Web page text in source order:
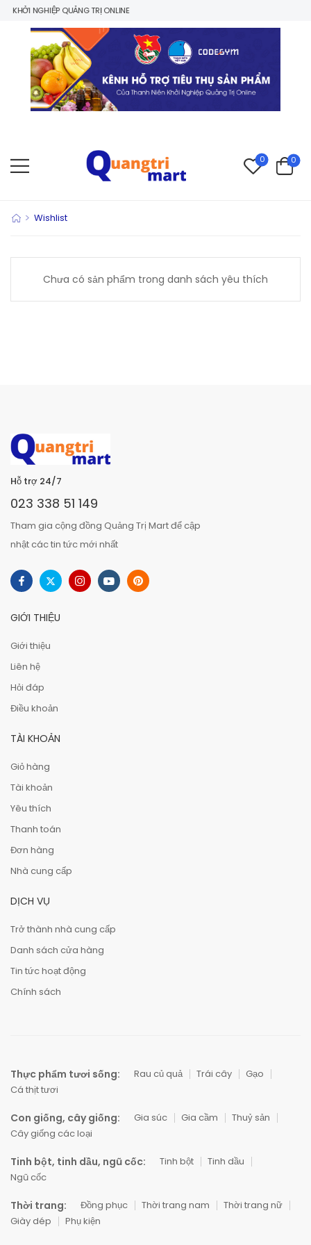
NGHIỆP QUẢNG TRỊ ONLINE
0 0
> Wishlist
Chưa có sản phẩm trong danh sách yêu thích
Hỗ trợ 24/7
023 338 51 149
Tham gia cộng đồng Quảng Trị Mart để cập
nhật các tin tức mới nhất
GIỚI THIỆU
Giới thiệu
Liên hệ
Hỏi đáp
Điều khoản
TÀI KHOẢN
Giỏ hàng
Tài khoản
Yêu thích
Thanh toán
Đơn hàng
Nhà cung cấp
DỊCH VỤ
Trở thành nhà cung cấp
Danh sách cửa hàng
Tin tức hoạt động
Chính sách
Thực phẩm tươi sống: Rau củ quả Trái cây
Gạo
Cá thịt tươi
Con giống, cây giống: Gia súc Gia cầm
Thuỷ sản
Cây giống các loại
Tinh bột, tinh dầu, ngũ cốc: Tinh bột
Tinh dầu
Ngũ cốc
Thời trang: Đồng phục Thời trang nam
Thời trang nữ
Giày dép
Phụ kiện